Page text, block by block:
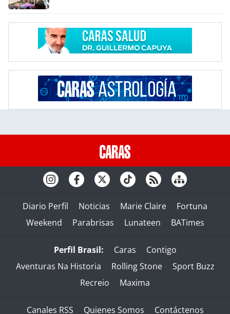
Diario Perfil Noticias Marie Claire
Fortuna
Weekend
Parabrisas Lunateen BATimes
Perfil Brasil: Caras
Contigo
Aventuras Na Historia
Rolling Stone
Sport Buzz
Recreio
Maxima
Canales RSS Quienes Somos Contáctenos